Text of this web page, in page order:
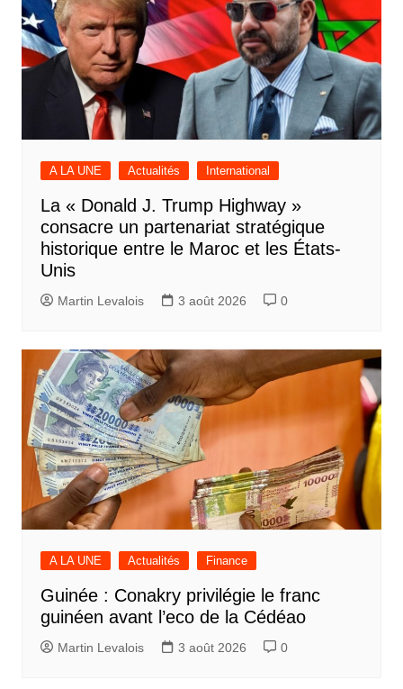
A LA UNE Actualités International
La « Donald J. Trump Highway »
consacre un partenariat stratégique
historique entre le Maroc et les États-
Unis
Martin Levalois 3 août 2026 0
A LA UNE Actualités Finance
Guinée : Conakry privilégie le franc
guinéen avant l’eco de la Cédéao
Martin Levalois 3 août 2026 0